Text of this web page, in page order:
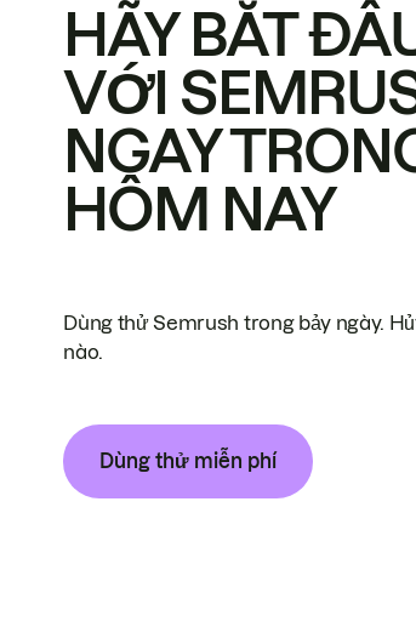
HÃY BẮT
VỚI
NGAY
HÔM NAY
Dùng thử Semrush trong bảy ngày.
nào.
Dùng thử miễn phí